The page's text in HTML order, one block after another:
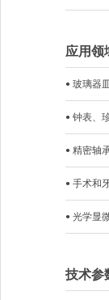
应用领
• 玻璃器
• 钟表、
• 精密轴
• 手术和
• 光学显
技术参